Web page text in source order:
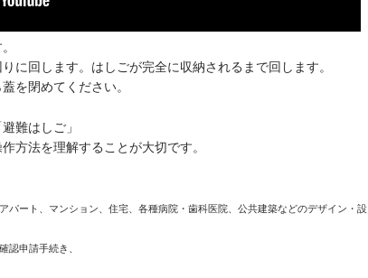
に回します。はしごが完全に収納されるまで回します。
を閉めてください。
難はしご」
方法を理解することが大切です。
パート、マンション、住宅、各種病院・歯科医院、公共建築などのデザイン・設
申請手続き、